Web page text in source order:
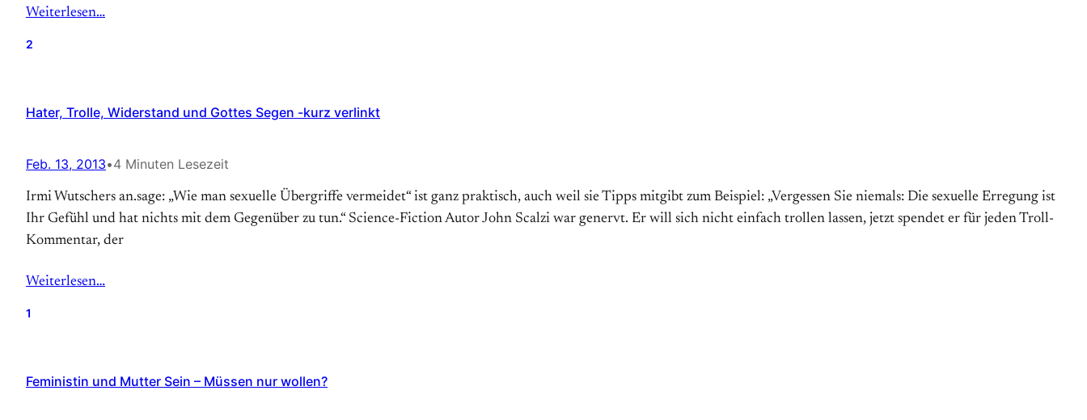
Weiterlesen…
2
Hater, Trolle, Widerstand und Gottes Segen -kurz verlinkt
Feb. 13, 2013•4 Minuten Lesezeit
Irmi Wutschers an.sage: „Wie man sexuelle Übergriffe vermeidet“ ist ganz praktisch, auch weil sie Tipps mitgibt zum Beispiel: „Vergessen Sie niemals: Die sexuelle Erregung ist
Ihr Gefühl und hat nichts mit dem Gegenüber zu tun.“ Science-Fiction Autor John Scalzi war genervt. Er will sich nicht einfach trollen lassen, jetzt spendet er für jeden Troll-
Kommentar, der
Weiterlesen…
1
Feministin und Mutter Sein – Müssen nur wollen?